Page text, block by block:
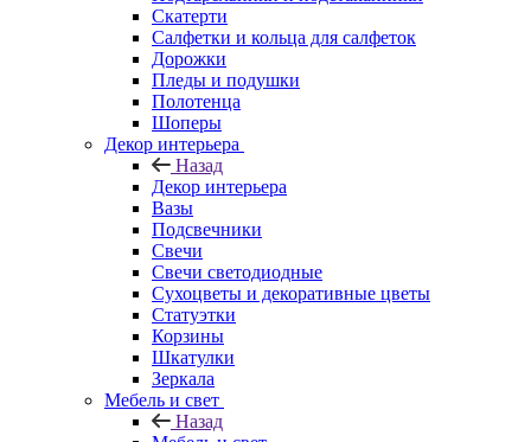
Скатерти
Салфетки и кольца для салфеток
Дорожки
Пледы и подушки
Полотенца
Шоперы
Декор интерьера
Назад
Декор интерьера
Вазы
Подсвечники
Свечи
Свечи светодиодные
Сухоцветы и декоративные цветы
Статуэтки
Корзины
Шкатулки
Зеркала
Мебель и свет
Назад